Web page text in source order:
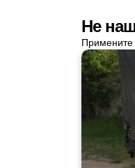
Не
Примените